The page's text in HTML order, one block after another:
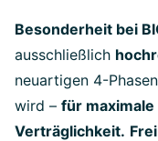
Besonderheit bei
ausschließlich
neuartigen 4-
wird – für
Verträglichkeit.